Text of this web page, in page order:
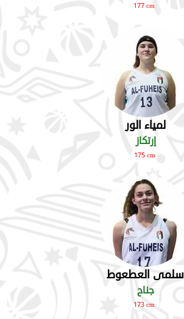
177 cm
لمياء الور
إرتكاز
175 cm
سلمى العطعوط
جناح
173 cm